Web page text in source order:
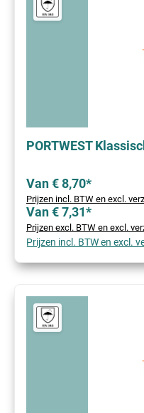
PORTWEST
Van € 8,70*
Prijzen incl. BTW en excl.
Van € 7,31*
Prijzen excl. BTW en excl.
Prijzen incl. BTW en excl.